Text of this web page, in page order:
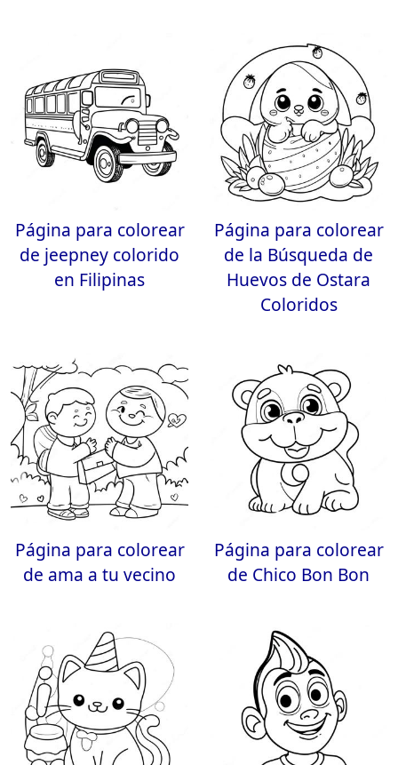
Página para colorear
de jeepney colorido
en Filipinas
Página para colorear
de la Búsqueda de
Huevos de Ostara
Coloridos
Página para colorear
de ama a tu vecino
Página para colorear
de Chico Bon Bon